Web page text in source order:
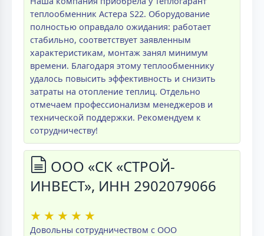
теплообменник Астера S22. Оборудование
полностью оправдало ожидания: работает
стабильно, соответствует заявленным
характеристикам, монтаж занял минимум
времени. Благодаря этому теплообменнику
удалось повысить эффективность и снизить
затраты на отопление теплиц. Отдельно
отмечаем профессионализм менеджеров и
технической поддержки. Рекомендуем к
сотрудничеству!
ООО «СК «СТРОЙ-
ИНВЕСТ», ИНН 2902079066
★ ★ ★ ★ ★
Довольны сотрудничеством с ООО